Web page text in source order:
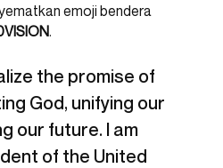
emoji bendera
.
the promise of
God, unifying our
our future. I am
of the United